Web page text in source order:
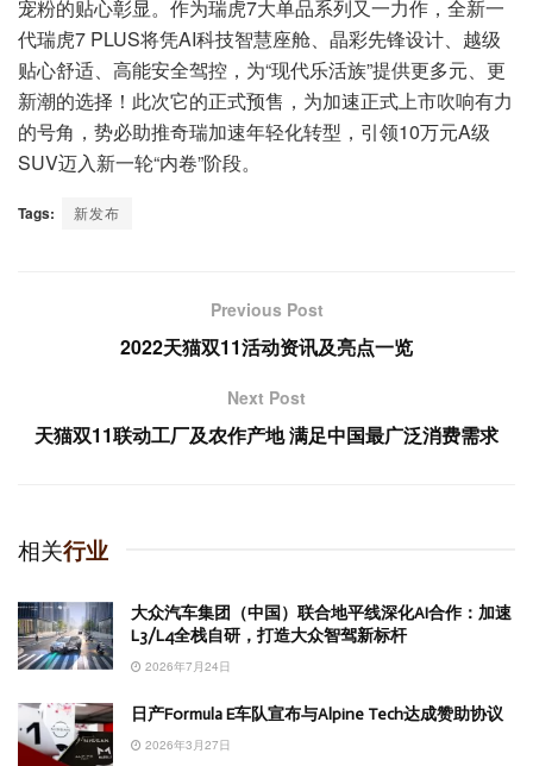
宠粉的贴心彰显。作为瑞虎7大单品系列又一力作，全新一
代瑞虎7 PLUS将凭AI科技智慧座舱、晶彩先锋设计、越级
贴心舒适、高能安全驾控，为“现代乐活族”提供更多元、更
新潮的选择！此次它的正式预售，为加速正式上市吹响有力
的号角，势必助推奇瑞加速年轻化转型，引领10万元A级
SUV迈入新一轮“内卷”阶段。
Tags: 新发布
Previous Post
2022天猫双11活动资讯及亮点一览
Next Post
天猫双11联动工厂及农作产地 满足中国最广泛消费需求
相关行业
大众汽车集团（中国）联合地平线深化AI合作：加速
L3/L4全栈自研，打造大众智驾新标杆
2026年7月24日
日产Formula E车队宣布与Alpine Tech达成赞助协议
2026年3月27日